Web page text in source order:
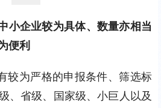
小企业较为具体、数量亦相当
便利
较为严格的申报条件、筛选标
、省级、国家级、小巨人以及